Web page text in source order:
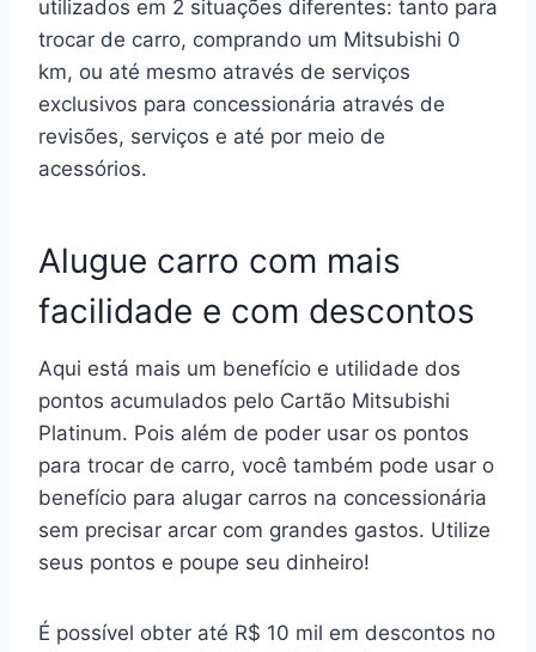
utilizados em 2 situações diferentes: tanto para
trocar de carro, comprando um Mitsubishi 0
km, ou até mesmo através de serviços
exclusivos para concessionária através de
revisões, serviços e até por meio de
acessórios.
Alugue carro com mais
facilidade e com descontos
Aqui está mais um benefício e utilidade dos
pontos acumulados pelo Cartão Mitsubishi
Platinum. Pois além de poder usar os pontos
para trocar de carro, você também pode usar o
benefício para alugar carros na concessionária
sem precisar arcar com grandes gastos. Utilize
seus pontos e poupe seu dinheiro!
É possível obter até R$ 10 mil em descontos no